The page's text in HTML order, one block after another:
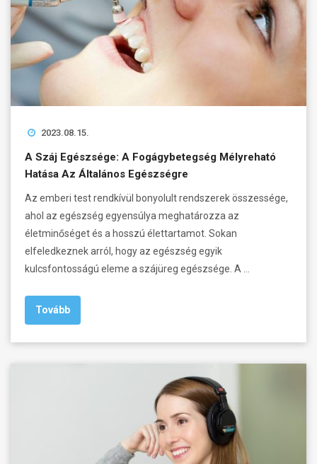
2023.08.15.
A Száj Egészsége: A Fogágybetegség Mélyreható
Hatása Az Általános Egészségre
Az emberi test rendkívül bonyolult rendszerek összessége,
ahol az egészség egyensúlya meghatározza az
életminőséget és a hosszú élettartamot. Sokan
elfeledkeznek arról, hogy az egészség egyik
kulcsfontosságú eleme a szájüreg egészsége. A …
Tovább